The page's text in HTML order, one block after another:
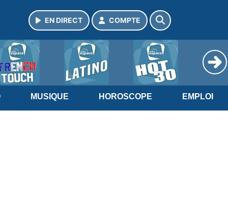
EN DIRECT COMPTE
MUSIQUE HOROSCOPE EMPLOI